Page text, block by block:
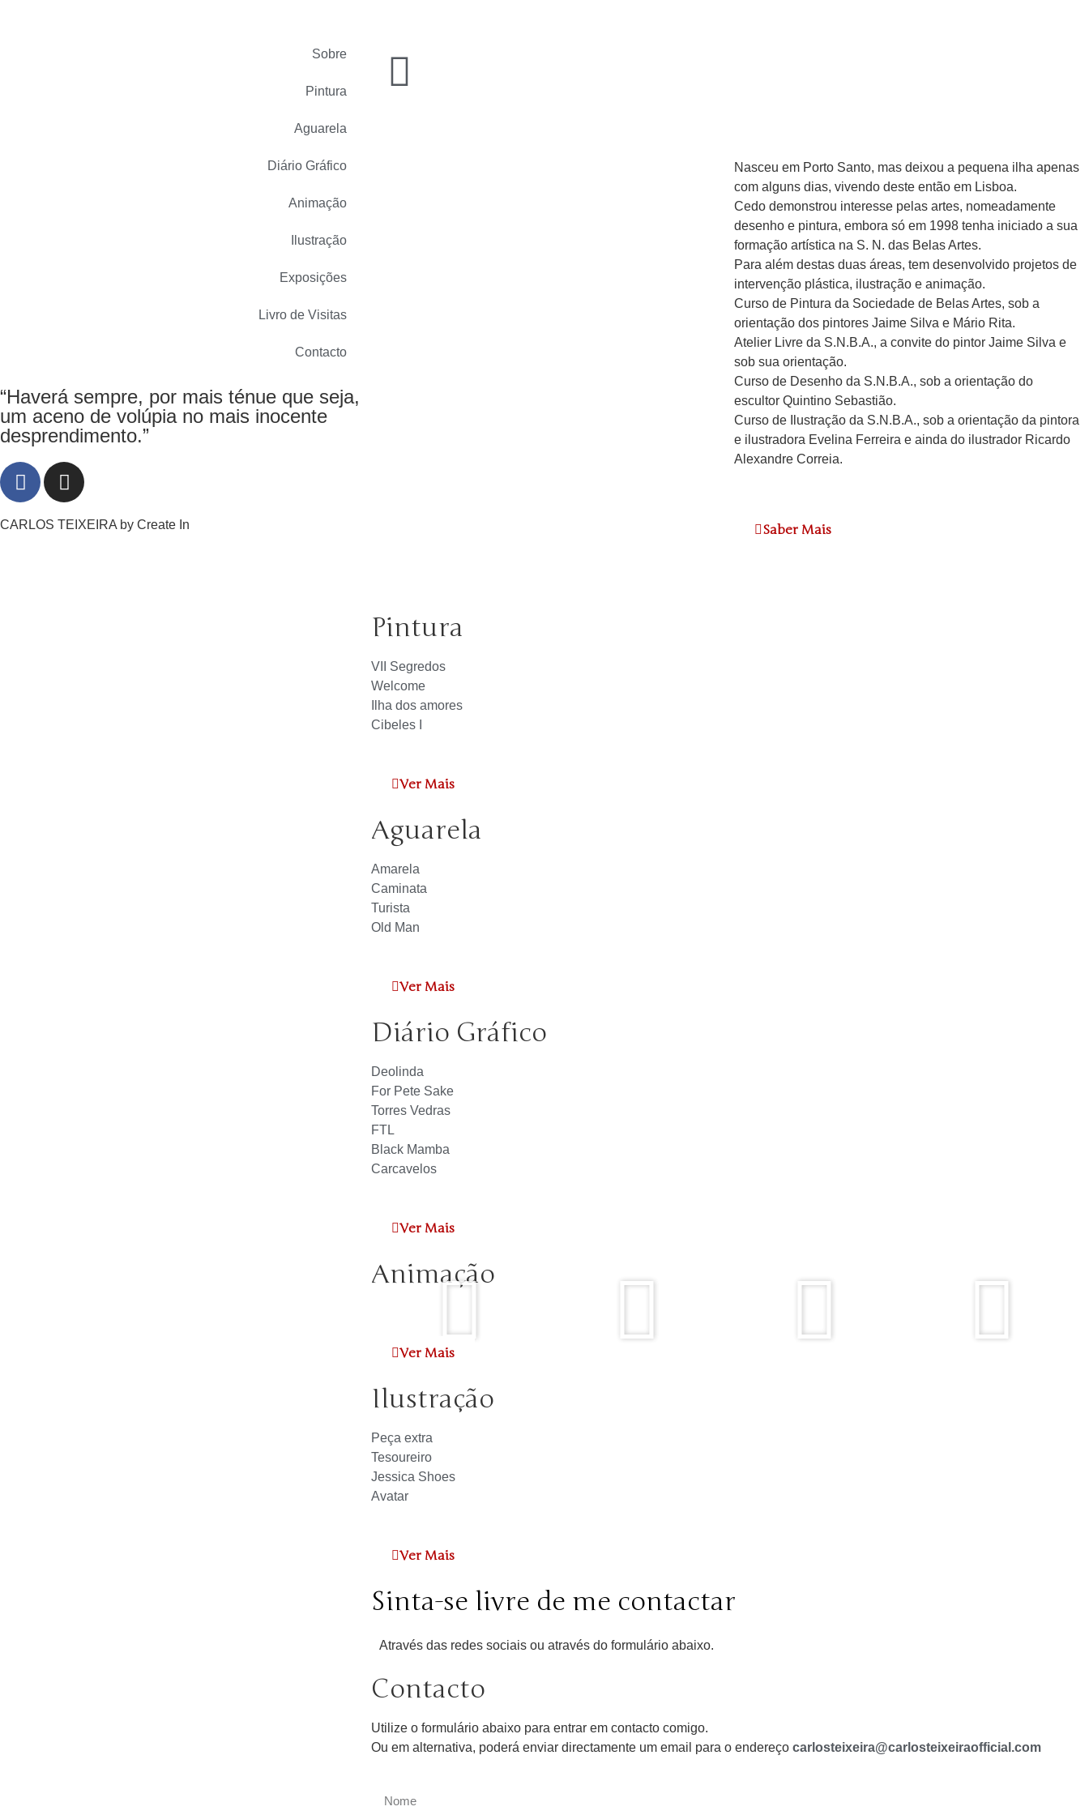
Sobre
Pintura
Aguarela
Diário Gráfico
Animação
Ilustração
Exposições
Livro de Visitas
Contacto
“Haverá sempre, por mais ténue que seja,
um aceno de volúpia no mais inocente
desprendimento.”
CARLOS TEIXEIRA by Create In
Nasceu em Porto Santo, mas deixou a pequena ilha apenas
com alguns dias, vivendo deste então em Lisboa.
Cedo demonstrou interesse pelas artes, nomeadamente
desenho e pintura, embora só em 1998 tenha iniciado a sua
formação artística na S. N. das Belas Artes.
Para além destas duas áreas, tem desenvolvido projetos de
intervenção plástica, ilustração e animação.
Curso de Pintura da Sociedade de Belas Artes, sob a
orientação dos pintores Jaime Silva e Mário Rita.
Atelier Livre da S.N.B.A., a convite do pintor Jaime Silva e
sob sua orientação.
Curso de Desenho da S.N.B.A., sob a orientação do
escultor Quintino Sebastião.
Curso de Ilustração da S.N.B.A., sob a orientação da pintora
e ilustradora Evelina Ferreira e ainda do ilustrador Ricardo
Alexandre Correia.
Saber Mais
Pintura
VII Segredos
Welcome
Ilha dos amores
Cibeles I
Ver Mais
Aguarela
Amarela
Caminata
Turista
Old Man
Ver Mais
Diário Gráfico
Deolinda
For Pete Sake
Torres Vedras
FTL
Black Mamba
Carcavelos
Ver Mais
Animação
Ver Mais
Ilustração
Peça extra
Tesoureiro
Jessica Shoes
Avatar
Ver Mais
Sinta-se livre de me contactar
Através das redes sociais ou através do formulário abaixo.
Contacto
Utilize o formulário abaixo para entrar em contacto comigo.
Ou em alternativa, poderá enviar directamente um email para o endereço carlosteixeira@carlosteixeiraofficial.com